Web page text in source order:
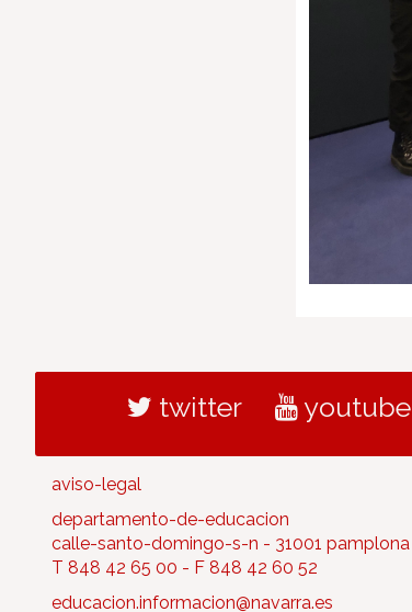
twitter youtube
aviso-legal
departamento-de-educacion
calle-santo-domingo-s-n - 31001 pamplona
T 848 42 65 00 - F 848 42 60 52
educacion.informacion@navarra.es